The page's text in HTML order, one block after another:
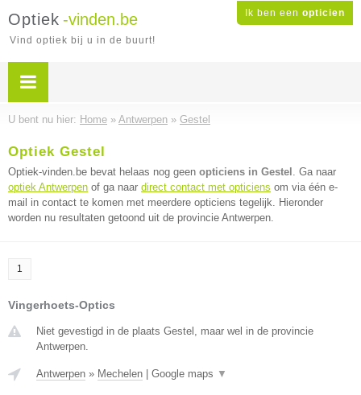
Ik ben een opticien
Optiek -vinden.be
Vind optiek bij u in de buurt!
U bent nu hier: Home » Antwerpen » Gestel
Optiek Gestel
Optiek-vinden.be bevat helaas nog geen opticiens in Gestel . Ga naar
optiek Antwerpen of ga naar direct contact met opticiens om via één e-
mail in contact te komen met meerdere opticiens tegelijk. Hieronder
worden nu resultaten getoond uit de provincie Antwerpen.
1
Vingerhoets-Optics
Niet gevestigd in de plaats Gestel, maar wel in de provincie
Antwerpen.
Antwerpen » Mechelen Google maps ▼